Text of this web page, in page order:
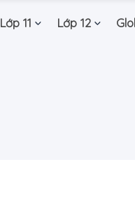
Lớp 11 Lớp 12